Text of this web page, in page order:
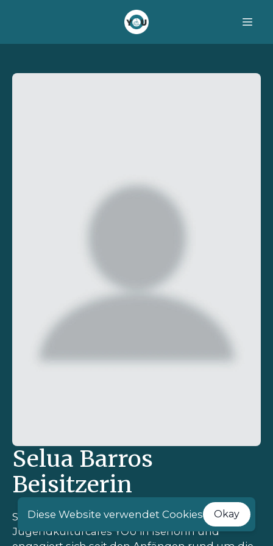
Selua Barros
Beisitzerin
Selua ist Beisitzerin im Vorstand des
Jugendkulturcafés YOU in Iserlohn und
Diese Website verwendet Cookies Okay